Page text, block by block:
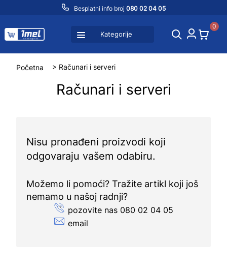
Besplatni info broj 080 02 04 05
Kategorije
0
Početna > Računari i serveri
Računari i serveri
Nisu pronađeni proizvodi koji
odgovaraju vašem odabiru.
Možemo li pomoći? Tražite artikl koji još
nemamo u našoj radnji?
pozovite nas 080 02 04 05
email